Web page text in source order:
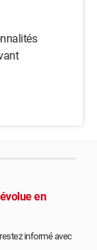
en
informé avec